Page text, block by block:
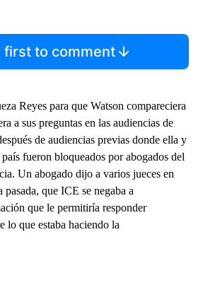
first to comment
Reyes para que Watson compareciera
a sus preguntas en las audiencias de
de audiencias previas donde ella y
fueron bloqueados por abogados del
Un abogado dijo a varios jueces en
pasada, que ICE se negaba a
que le permitiría responder
lo que estaba haciendo la